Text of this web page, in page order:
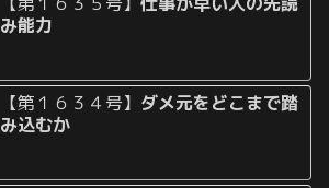
み能力
【第１６３４号】 ダメ元をどこまで踏
み込むか